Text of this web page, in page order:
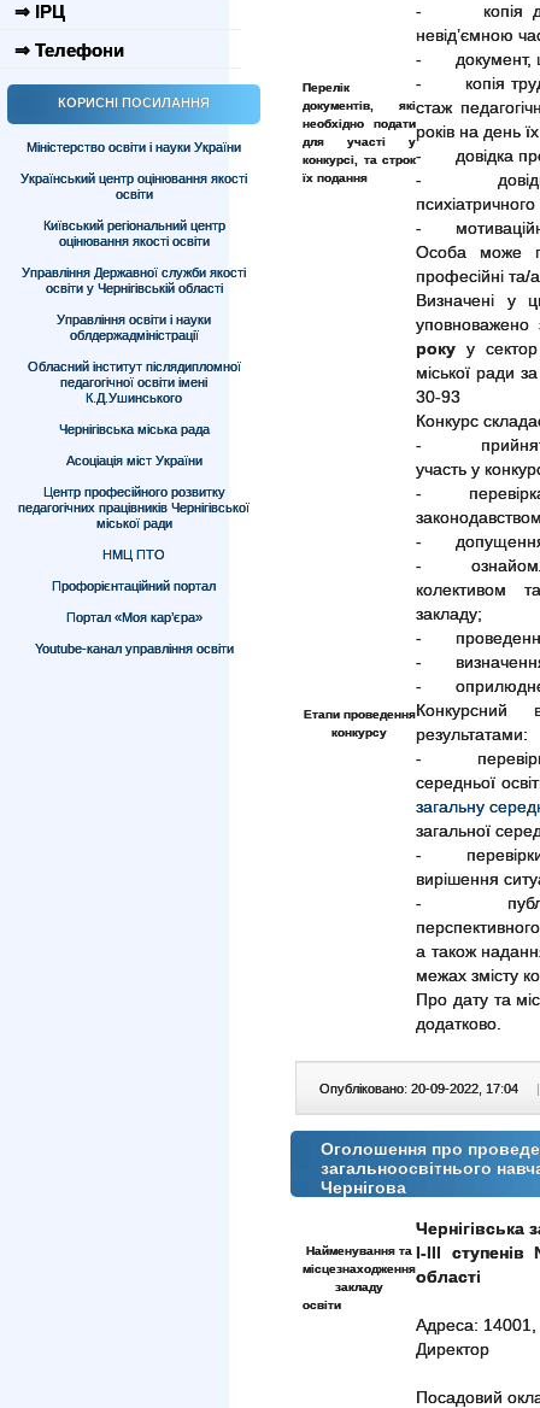
⇒ ІРЦ
⇒ Телефони
КОРИСНІ ПОСИЛАННЯ
Міністерство освіти і науки України
Український центр оцінювання якості
освіти
Київський регіональний центр
оцінювання якості освіти
Управління Державної служби якості
освіти у Чернігівській області
Управління освіти і науки
облдержадміністрації
Обласний інститут післядипломної
педагогічної освіти імені
К.Д.Ушинського
Чернігівська міська рада
Асоціація міст України
Центр професійного розвитку
педагогічних працівників Чернігівської
міської ради
НМЦ ПТО
Профорієнтаційний портал
Портал «Моя кар’єра»
Youtube-канал управління освіти
Перелік
документів, які
необхідно подати
для участі у
конкурсі, та строк
їх подання
- копія
невід’ємною
- документ,
- копія
стаж
років на день
- довідка про
- довідка
-
Особа може
професійні та/
Визначені у
уповноважено
року у сектор
міської ради
30-93
Етапи проведення
конкурсу
Конкурс
- прийняття
участь у
- перевірка
- допущення
-
колективом
закладу;
- проведення
- визначення
-
Конкурсний
результатами:
- перевірки
середньої
загальну
загальної
- перевірки
вирішення
- публічної
а також
межах змісту
Про дату та
додатково.
Опубліковано: 20-09-2022, 17:04 |
Оголошення про
загальноосвітнього
Чернігова
Найменування та
місцезнаходження
закладу
освіти
Чернігівська
І-ІІІ
області
Адреса: 14001,
Директор
Посадовий